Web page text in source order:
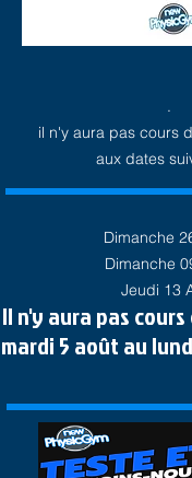
.
il n'y aura pas cours
aux dates
Dimanche
Dimanche
Jeudi 13
Il n'y aura pas
mardi 5aoûtau